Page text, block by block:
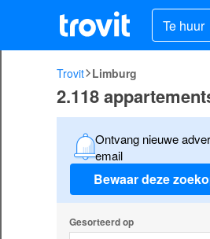
Te huur
Trovit Limburg
2.118
Ontvang nieuwe
email
Bewaar deze
Gesorteerd op